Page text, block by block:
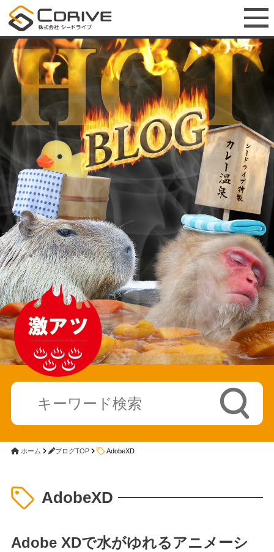
ホーム ブログTOP AdobeXD
AdobeXD
Adobe XDで水がゆれるアニメーシ